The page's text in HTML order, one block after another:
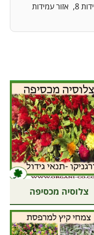
8
אזור עמידות
צלוסיה מכסיפה